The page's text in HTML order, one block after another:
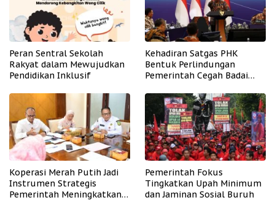
Peran Sentral Sekolah
Rakyat dalam Mewujudkan
Pendidikan Inklusif
Kehadiran Satgas PHK
Bentuk Perlindungan
Pemerintah Cegah Badai
Koperasi Merah Putih Jadi
Instrumen Strategis
Pemerintah Meningkatkan
Pemerintah Fokus
Tingkatkan Upah Minimum
dan Jaminan Sosial Buruh